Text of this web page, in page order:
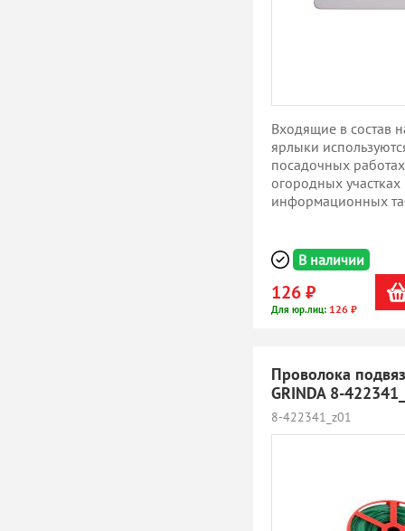
Входящие в состав
ярлыки
посадочных
огородных участках
информационных
В наличии
126 ₽
Для юр.лиц: 126 ₽
Проволока
GRINDA 8-
8-422341_z01